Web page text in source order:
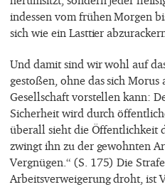
indessen vom frühen Morgen
sich wie ein Lasttier
Und damit sind wir wohl auf
gestoßen, ohne das sich
Gesellschaft vorstellen kann:
Sicherheit wird durch
überall sieht die Öffentlichkeit
zwingt ihn zu der gewohnten
Vergnügen.“ (S. 175) Die
Arbeitsverweigerung droht, ist